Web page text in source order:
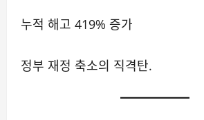
누적 해고 419% 증가
정부 재정 축소의 직격탄.